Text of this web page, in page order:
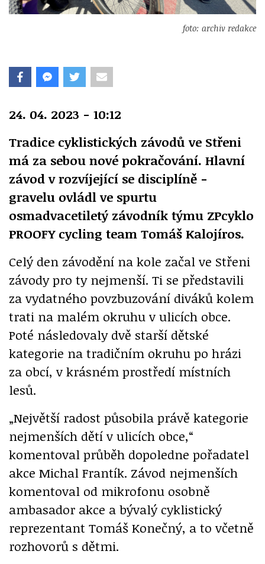
foto: archiv redakce
24. 04. 2023 - 10:12
Tradice cyklistických závodů ve Střeni
má za sebou nové pokračování. Hlavní
závod v rozvíjející se disciplíně -
gravelu ovládl ve spurtu
osmadvacetiletý závodník týmu ZPcyklo
PROOFY cycling team Tomáš Kalojíros.
Celý den závodění na kole začal ve Střeni
závody pro ty nejmenší. Ti se představili
za vydatného povzbuzování diváků kolem
trati na malém okruhu v ulicích obce.
Poté následovaly dvě starší dětské
kategorie na tradičním okruhu po hrázi
za obcí, v krásném prostředí místních
lesů.
„Největší radost působila právě kategorie
nejmenších dětí v ulicích obce,“
komentoval průběh dopoledne pořadatel
akce Michal Frantík. Závod nejmenších
komentoval od mikrofonu osobně
ambasador akce a bývalý cyklistický
reprezentant Tomáš Konečný, a to včetně
rozhovorů s dětmi.